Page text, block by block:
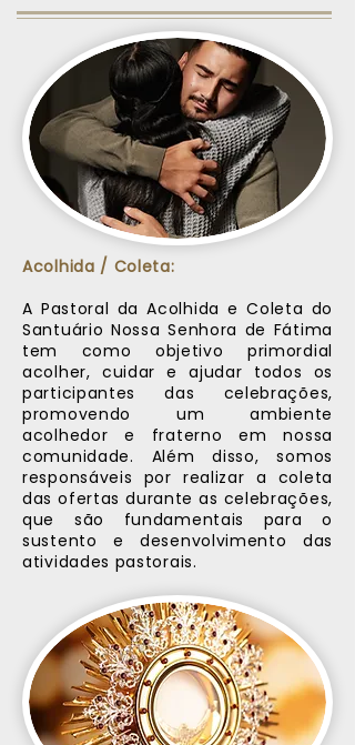
Acolhida / Coleta:
A Pastoral da Acolhida e Coleta do
Santuário Nossa Senhora de Fátima
tem como objetivo primordial
acolher, cuidar e ajudar todos os
participantes das celebrações,
promovendo um ambiente
acolhedor e fraterno em nossa
comunidade. Além disso, somos
responsáveis por realizar a coleta
das ofertas durante as celebrações,
que são fundamentais para o
sustento e desenvolvimento das
atividades pastorais.